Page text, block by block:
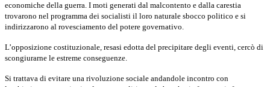
economiche della guerra. I moti generati dal malcontento e dalla carestia
trovarono nel programma dei socialisti il loro naturale sbocco politico e si
indirizzarono al rovesciamento del potere governativo.
L’opposizione costituzionale, resasi edotta del precipitare degli eventi, cercò di
scongiurarne le estreme conseguenze.
Si trattava di evitare una rivoluzione sociale andandole incontro con